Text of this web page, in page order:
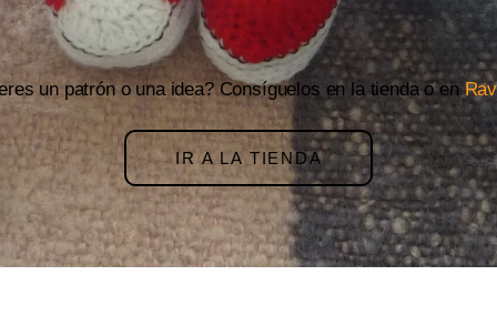
un patrón o una idea? Consíguelos en la tienda o en
IR A LA TIENDA